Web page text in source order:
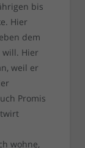
bis
Hier
dem
Hier
weil er
Promis
wohne,